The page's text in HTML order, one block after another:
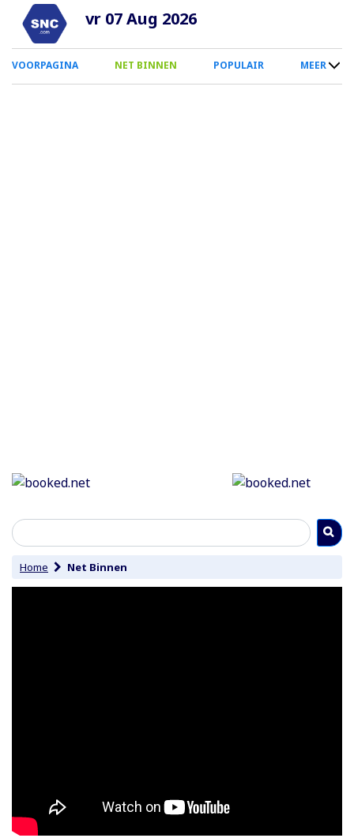
Overslaan
naar
inhoud
vr 07 Aug 2026
0
Smartphone
VOORPAGINA NET BINNEN POPULAIR MEER
Home Net Binnen